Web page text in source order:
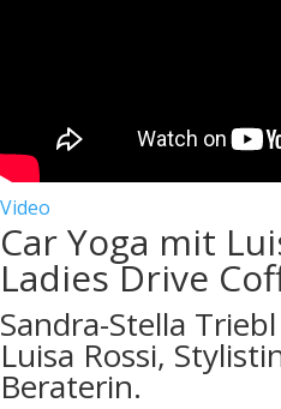
Video
Car Yoga mit
Ladies Drive
Sandra-Stella
Luisa Rossi,
Beraterin.